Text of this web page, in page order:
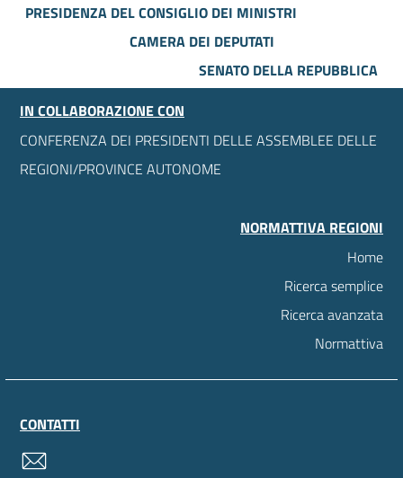
PRESIDENZA DEL CONSIGLIO DEI MINISTRI
CAMERA DEI DEPUTATI
SENATO DELLA REPUBBLICA
IN COLLABORAZIONE CON
CONFERENZA DEI PRESIDENTI DELLE ASSEMBLEE DELLE
REGIONI/PROVINCE AUTONOME
NORMATTIVA REGIONI
Home
Ricerca semplice
Ricerca avanzata
Normattiva
CONTATTI